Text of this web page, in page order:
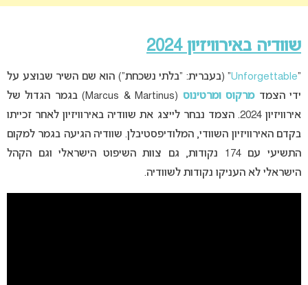
שוודיה באירוויזיון 2024
“
Unforgettable” (בעברית: “בלתי נשכחת”) הוא שם השיר שבוצע על
ידי הצמדמרקוס ומרטינוס (Marcus & Martinus)
בגמר הגדול של
אירוויזיון 2024. הצמד נבחר לייצג את שוודיה באירוויזיון לאחר זכייתו
בקדם האירוויזיון השוודי, המלודיפסטיבלן. שוודיה הגיעה בגמר למקום
התשיעי עם 174 נקודות, גם צוות השיפוט הישראלי וגם הקהל
הישראלי לא העניקו נקודות לשוודיה.